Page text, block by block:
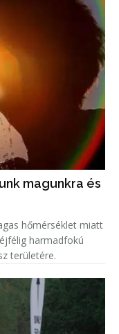
magunkra és
hőmérséklet miatt
harmadfokú
területére.